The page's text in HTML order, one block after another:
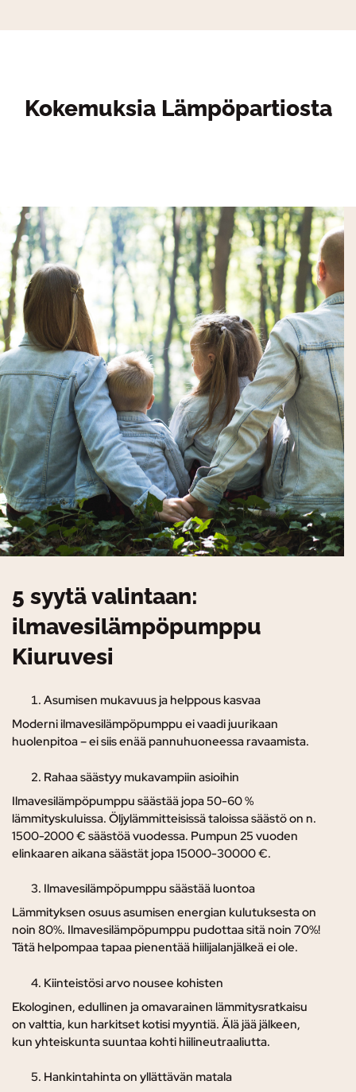
Kokemuksia Lämpöpartiosta
5 syytä valintaan:
ilmavesilämpöpumppu
Kiuruvesi
Asumisen mukavuus ja helppous kasvaa
Moderni ilmavesilämpöpumppu ei vaadi juurikaan
huolenpitoa – ei siis enää pannuhuoneessa ravaamista.
Rahaa säästyy mukavampiin asioihin
Ilmavesilämpöpumppu säästää jopa 50-60 %
lämmityskuluissa. Öljylämmitteisissä taloissa säästö on n.
1500-2000 € säästöä vuodessa. Pumpun 25 vuoden
elinkaaren aikana säästät jopa 15000-30000 €.
Ilmavesilämpöpumppu säästää luontoa
Lämmityksen osuus asumisen energian kulutuksesta on
noin 80%. Ilmavesilämpöpumppu pudottaa sitä noin 70%!
Tätä helpompaa tapaa pienentää hiilijalanjälkeä ei ole.
Kiinteistösi arvo nousee kohisten
Ekologinen, edullinen ja omavarainen lämmitysratkaisu
on valttia, kun harkitset kotisi myyntiä. Älä jää jälkeen,
kun yhteiskunta suuntaa kohti hiilineutraaliutta.
Hankintahinta on yllättävän matala